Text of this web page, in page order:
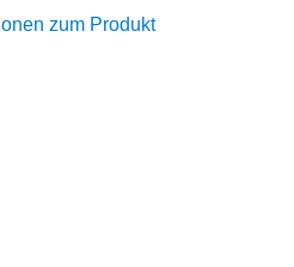
zum Produkt